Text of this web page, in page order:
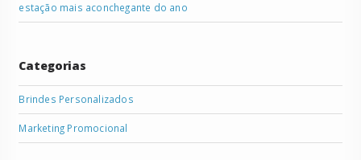
estação mais aconchegante do ano
Categorias
Brindes Personalizados
Marketing Promocional